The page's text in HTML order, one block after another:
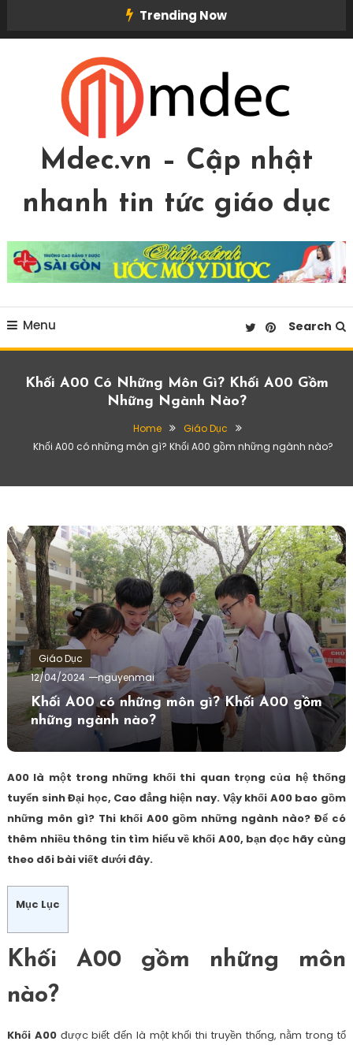
Trending Now
Mdec.vn – Cập nhật
nhanh tin tức giáo dục
Menu Search
Khối A00 Có Những Môn Gì? Khối A00 Gồm
Những Ngành Nào?
Home
Giáo Dục
Khối A00 có những môn gì? Khối A00 gồm những ngành nào?
Giáo Dục
12/04/2024
nguyenmai
Khối A00 có những môn gì? Khối A00 gồm
những ngành nào?
A00 là một trong những khối thi quan trọng của hệ thống
tuyển sinh Đại học, Cao đẳng hiện nay. Vậy khối A00 bao gồm
những môn gì? Thi khối A00 gồm những ngành nào? Để có
thêm nhiều thông tin tìm hiểu về khối A00, bạn đọc hãy cùng
theo dõi bài viết dưới đây.
Mục Lục
Khối A00 gồm những môn
nào?
Khối A00được biết đến là một khối thi truyền thống, nằm trong tổ